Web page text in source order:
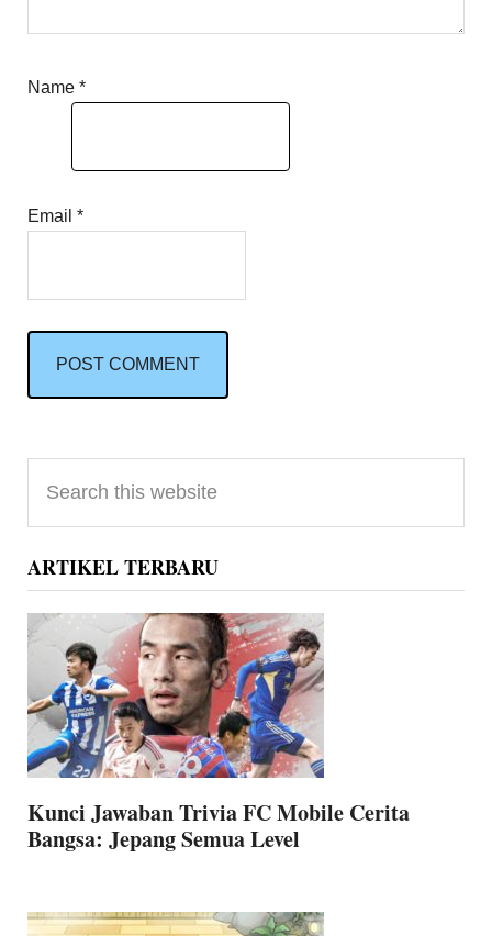
Name*
Email*
Primary
Sidebar
this
website
ARTIKEL TERBARU
Kunci Jawaban Trivia FC Mobile Cerita
Bangsa: Jepang Semua Level